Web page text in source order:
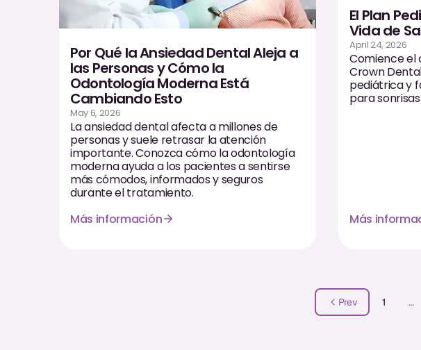
Por Qué la Ansiedad Dental Aleja a
las Personas y Cómo la
Odontología Moderna Está
Cambiando Esto
May 6, 2026
La ansiedad dental afecta a millones de
personas y suele retrasar la atención
importante. Conozca cómo la odontología
moderna ayuda a los pacientes a sentirse
más cómodos, informados y seguros
durante el tratamiento.
Más información
El Plan
Vida de
April 24, 2026
Comience el
Crown
pediátrica y
para
Más
Prev 1 …